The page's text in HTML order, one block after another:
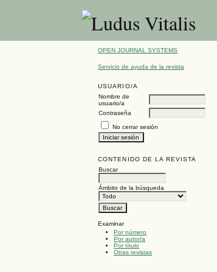
OPEN JOURNAL SYSTEMS
Servicio de ayuda de la revista
USUARIO/A
Nombre de
usuario/a
Contraseña
No cerrar sesión
CONTENIDO DE LA REVISTA
Buscar
Ámbito de la búsqueda
Examinar
Por número
Por autor/a
Por título
Otras revistas